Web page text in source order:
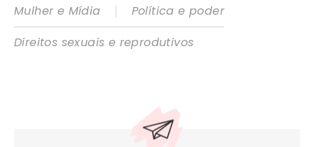
Mulher e Mídia
|
Política e poder
Direitos sexuais e reprodutivos